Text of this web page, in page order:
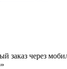
заказ через